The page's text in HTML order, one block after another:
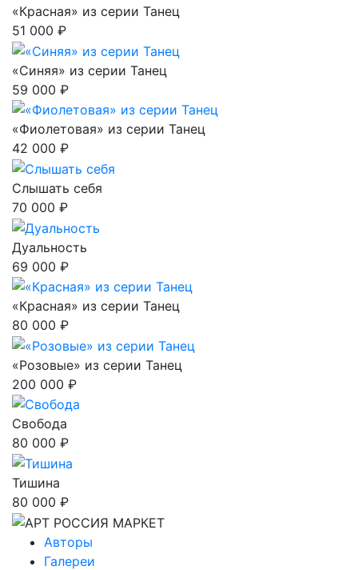
«Красная» из серии Танец
51 000 ₽
«Синяя» из серии Танец
59 000 ₽
«Фиолетовая» из серии Танец
42 000 ₽
Слышать себя
70 000 ₽
Дуальность
69 000 ₽
«Красная» из серии Танец
80 000 ₽
«Розовые» из серии Танец
200 000 ₽
Свобода
80 000 ₽
Тишина
80 000 ₽
Авторы
Галереи